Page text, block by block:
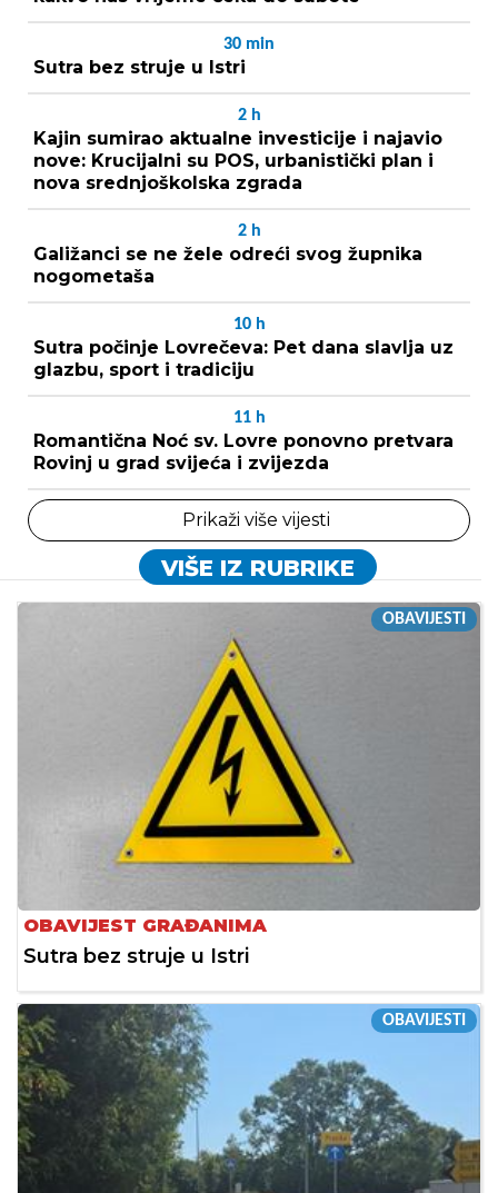
30 min
Sutra bez struje u Istri
2 h
Kajin sumirao aktualne investicije i najavio
nove: Krucijalni su POS, urbanistički plan i
nova srednjoškolska zgrada
2 h
Galižanci se ne žele odreći svog župnika
nogometaša
10 h
Sutra počinje Lovrečeva: Pet dana slavlja uz
glazbu, sport i tradiciju
11 h
Romantična Noć sv. Lovre ponovno pretvara
Rovinj u grad svijeća i zvijezda
Prikaži više vijesti
VIŠE IZ RUBRIKE
OBAVIJESTI
OBAVIJEST GRAĐANIMA
Sutra bez struje u Istri
OBAVIJESTI